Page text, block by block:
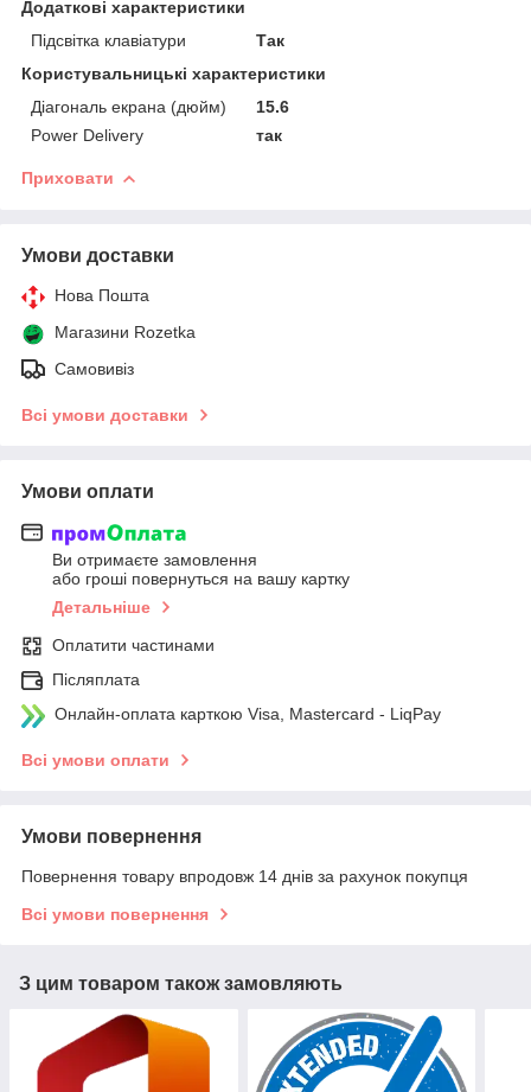
Додаткові характеристики
Підсвітка клавіатури
Так
Користувальницькі характеристики
Діагональ екрана (дюйм)
15.6
Power Delivery
так
Приховати
Умови доставки
Нова Пошта
Магазини Rozetka
Самовивіз
Всі умови доставки
Умови оплати
Ви отримаєте замовлення
або гроші повернуться на вашу картку
Детальніше
Оплатити частинами
Післяплата
Онлайн-оплата карткою Visa, Mastercard - LiqPay
Всі умови оплати
Умови повернення
Повернення товару впродовж 14 днів за рахунок покупця
Всі умови повернення
З цим товаром також замовляють